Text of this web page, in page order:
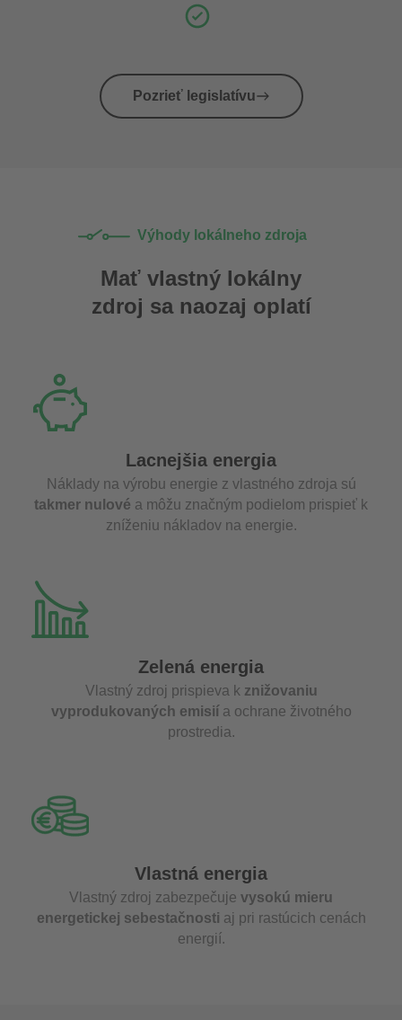
Pozrieť legislatívu
Výhody lokálneho zdroja
Mať vlastný lokálny
zdroj sa naozaj oplatí
Lacnejšia energia
Náklady na výrobu energie z vlastného zdroja sú
takmer nulové a môžu značným podielom prispieť k
zníženiu nákladov na energie.
Zelená energia
Vlastný zdroj prispieva k znižovaniu
vyprodukovaných emisiía ochrane životného
prostredia.
Vlastná energia
Vlastný zdroj zabezpečuje vysokú mieru
energetickej sebestačnosti aj pri rastúcich cenách
energií.